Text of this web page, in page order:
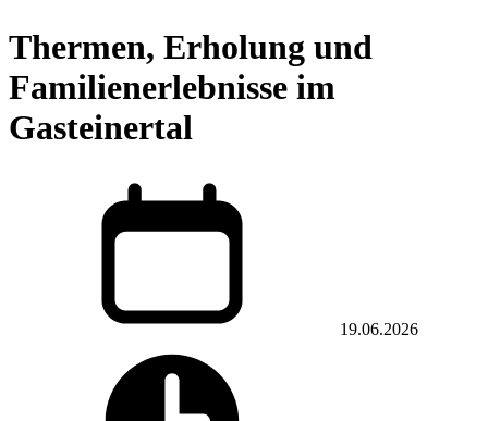
Thermen, Erholung und
Familienerlebnisse im
Gasteinertal
19.06.2026